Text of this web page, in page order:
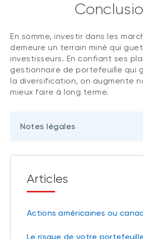
En somme, investir dans les
demeure un terrain miné qui
investisseurs. En confiant ses
gestionnaire de portefeuille qui
la diversification, on augmente
mieux faire à long terme.
Notes légales
Articles
Actions américaines ou
Le risque de votre